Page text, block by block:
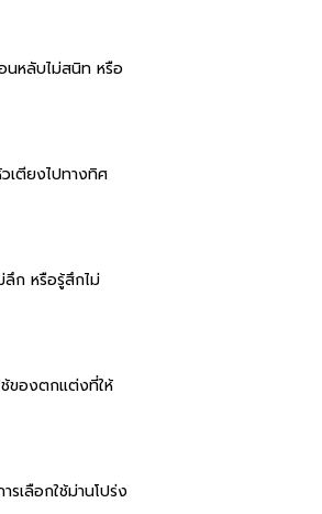
นหลับไม่สนิท หรือ
เตียงไปทางทิศ
ลึก หรือรู้สึกไม่
ของตกแต่งที่ให้
เลือกใช้ม่านโปร่ง